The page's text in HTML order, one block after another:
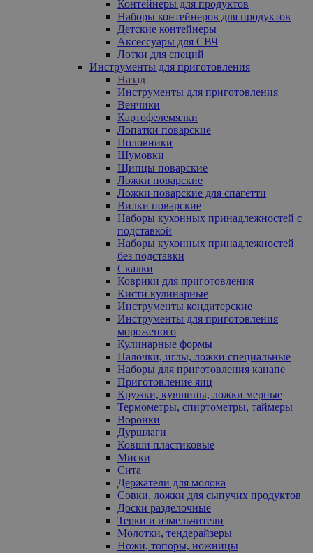
Контейнеры для продуктов
Наборы контейнеров для продуктов
Детские контейнеры
Аксессуары для СВЧ
Лотки для специй
Инструменты для приготовления
Назад
Инструменты для приготовления
Венчики
Картофелемялки
Лопатки поварские
Половники
Шумовки
Щипцы поварские
Ложки поварские
Ложки поварские для спагетти
Вилки поварские
Наборы кухонных принадлежностей с
подставкой
Наборы кухонных принадлежностей
без подставки
Скалки
Коврики для приготовления
Кисти кулинарные
Инструменты кондитерские
Инструменты для приготовления
мороженого
Кулинарные формы
Палочки, иглы, ложки специальные
Наборы для приготовления канапе
Приготовление яиц
Кружки, кувшины, ложки мерные
Термометры, спиртометры, таймеры
Воронки
Дуршлаги
Ковши пластиковые
Миски
Сита
Держатели для молока
Совки, ложки для сыпучих продуктов
Доски разделочные
Терки и измельчители
Молотки, тендерайзеры
Ножи, топоры, ножницы